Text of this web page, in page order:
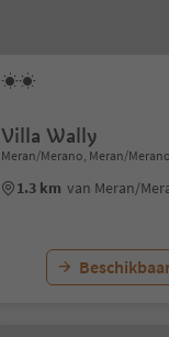
Villa Wally
Meran/Merano, Meran/
1.3 km van Meran/